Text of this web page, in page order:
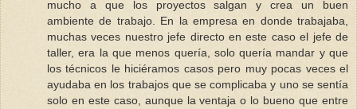
mucho a que los proyectos salgan y crea un buen
ambiente de trabajo. En la empresa en donde trabajaba,
muchas veces nuestro jefe directo en este caso el jefe de
taller, era la que menos quería, solo quería mandar y que
los técnicos le hiciéramos casos pero muy pocas veces el
ayudaba en los trabajos que se complicaba y uno se sentía
solo en este caso, aunque la ventaja o lo bueno que entre